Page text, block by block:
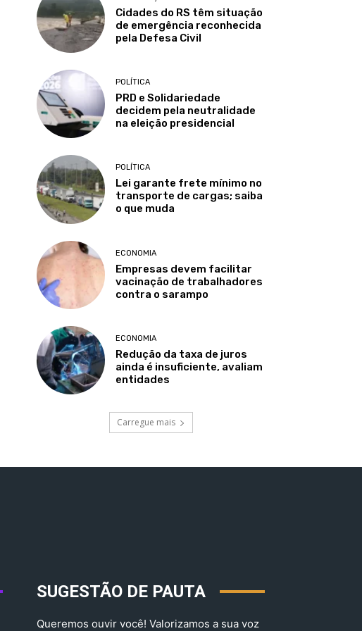
Cidades do RS têm situação
de emergência reconhecida
pela Defesa Civil
POLÍTICA
PRD e Solidariedade
decidem pela neutralidade
na eleição presidencial
POLÍTICA
Lei garante frete mínimo no
transporte de cargas; saiba
o que muda
ECONOMIA
Empresas devem facilitar
vacinação de trabalhadores
contra o sarampo
ECONOMIA
Redução da taxa de juros
ainda é insuficiente, avaliam
entidades
Carregue mais
SUGESTÃO DE PAUTA
Queremos ouvir você! Valorizamos a sua voz